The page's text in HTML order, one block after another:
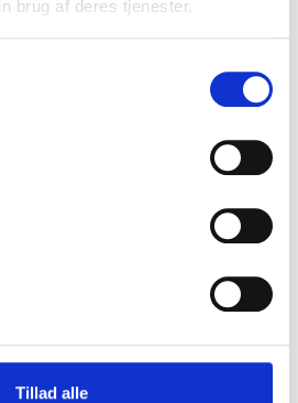
brug af deres tjenester.
Tillad alle